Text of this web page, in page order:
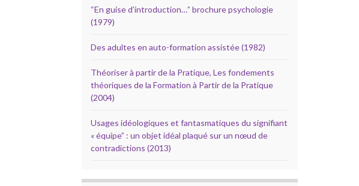
“En guise d’introduction…” brochure psychologie
(1979)
Des adultes en auto-formation assistée (1982)
Théoriser à partir de la Pratique, Les fondements
théoriques de la Formation à Partir de la Pratique
(2004)
Usages idéologiques et fantasmatiques du signifiant
« équipe” : un objet idéal plaqué sur un nœud de
contradictions (2013)